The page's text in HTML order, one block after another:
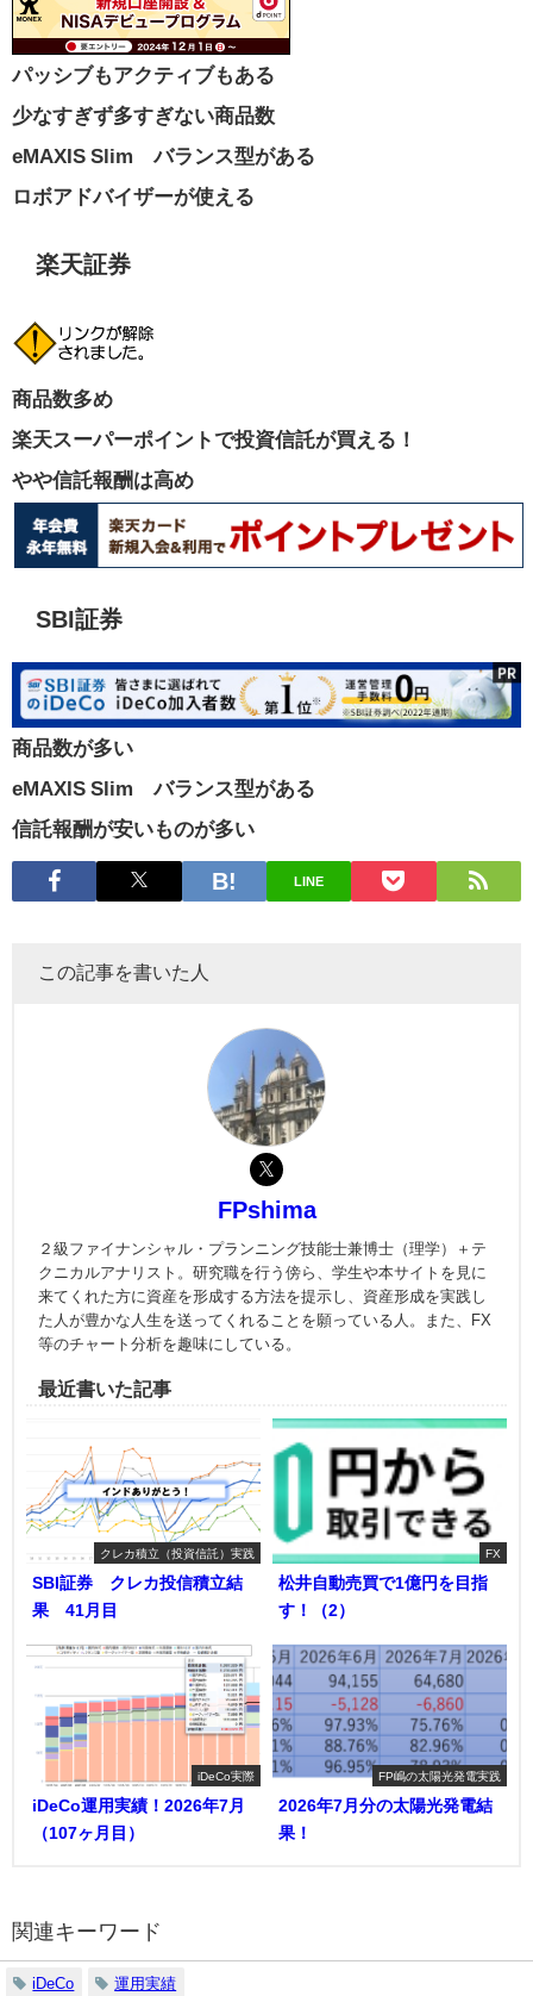
パッシブもアクティブもある
少なすぎず多すぎない商品数
eMAXIS Slim バランス型がある
ロボアドバイザーが使える
楽天証券
商品数多め
楽天スーパーポイントで投資信託が買える！
やや信託報酬は高め
SBI証券
商品数が多い
eMAXIS Slim バランス型がある
信託報酬が安いものが多い
LINE
この記事を書いた人
FPshima
２級ファイナンシャル・プランニング技能士兼博士（理学）＋テ
クニカルアナリスト。研究職を行う傍ら、学生や本サイトを見に
来てくれた方に資産を形成する方法を提示し、資産形成を実践し
た人が豊かな人生を送ってくれることを願っている人。また、FX
等のチャート分析を趣味にしている。
最近書いた記事
クレカ積立（投資信託）実践
SBI証券 クレカ投信積立結
果 41月目
FX
松井自動売買で1億円を目指
す！（2）
iDeCo実際
iDeCo運用実績！2026年7月
（107ヶ月目）
FP嶋の太陽光発電実践
2026年7月分の太陽光発電結
果！
関連キーワード
iDeCo 運用実績